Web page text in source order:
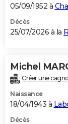
S'inscrire
Se connecter
Lycées
Collèges
Primaires
Universités
Entreprises
Service militaire
Avis de recherche
AVIS DE DÉCÈS
Bricolage
Lifestyle
Culture
Sport
Auto
Television
Voyage
Cinema
05/09/1952 à
Décès
25/07/2026 à la
Michel
Créer une
Naissance
18/04/1943 à
Décès